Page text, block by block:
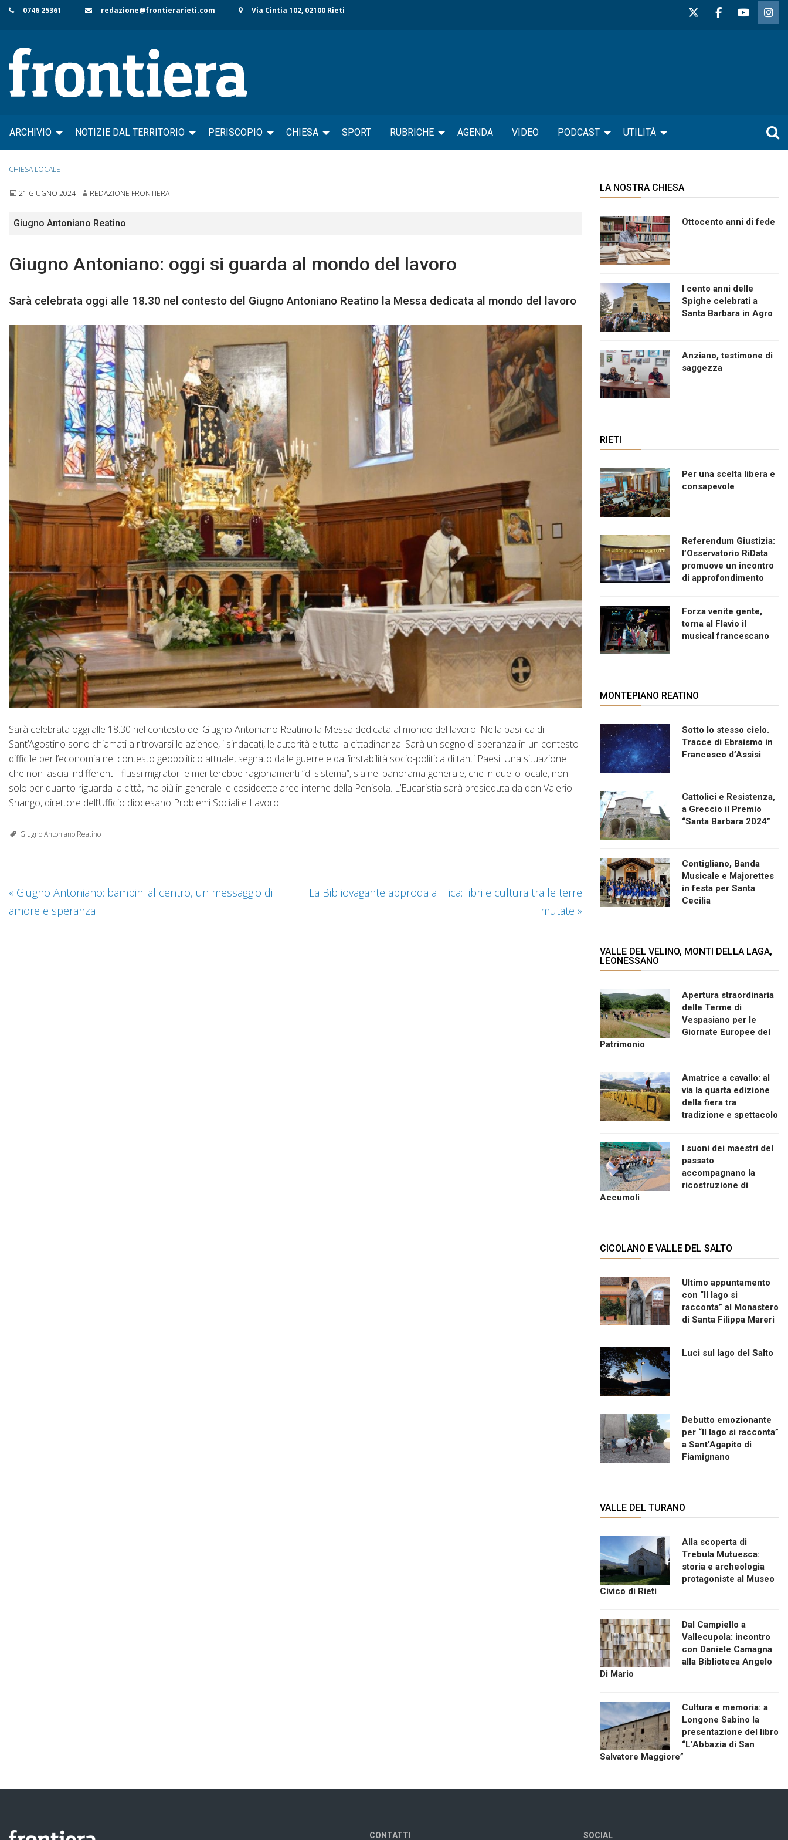
Skip
content
0746 25361 redazione@frontierarieti.com Via Cintia 102, 02100 Rieti
ARCHIVIO NOTIZIE DAL TERRITORIO PERISCOPIO CHIESA SPORT RUBRICHE AGENDA VIDEO PODCAST UTILITÀ
CHIESA LOCALE
21 GIUGNO 2024 REDAZIONE FRONTIERA
Giugno Antoniano Reatino
Giugno Antoniano: oggi si guarda al mondo del lavoro
Sarà celebrata oggi alle 18.30 nel contesto del Giugno Antoniano Reatino la Messa dedicata al mondo del lavoro
Sarà celebrata oggi alle 18.30 nel contesto del Giugno Antoniano Reatino la Messa dedicata al mondo del lavoro. Nella basilica di
Sant’Agostino sono chiamati a ritrovarsi le aziende, i sindacati, le autorità e tutta la cittadinanza. Sarà un segno di speranza in un contesto
difficile per l’economia nel contesto geopolitico attuale, segnato dalle guerre e dall’instabilità socio-politica di tanti Paesi. Una situazione
che non lascia indifferenti i flussi migratori e meriterebbe ragionamenti “di sistema”, sia nel panorama generale, che in quello locale, non
solo per quanto riguarda la città, ma più in generale le cosiddette aree interne della Penisola. L’Eucaristia sarà presieduta da don Valerio
Shango, direttore dell’Ufficio diocesano Problemi Sociali e Lavoro.
Giugno Antoniano Reatino
« Giugno Antoniano: bambini al centro, un messaggio di
amore e speranza
La Bibliovagante approda a Illica: libri e cultura tra le terre
mutate »
LA NOSTRA CHIESA
Ottocento anni di fede
I cento anni delle
Spighe celebrati a
Santa Barbara in Agro
Anziano, testimone di
saggezza
RIETI
Per una scelta libera e
consapevole
Referendum Giustizia:
l’Osservatorio RiData
promuove un incontro
di approfondimento
Forza venite gente,
torna al Flavio il
musical francescano
MONTEPIANO REATINO
Sotto lo stesso cielo.
Tracce di Ebraismo in
Francesco d’Assisi
Cattolici e Resistenza,
a Greccio il Premio
“Santa Barbara 2024”
Contigliano, Banda
Musicale e Majorettes
in festa per Santa
Cecilia
VALLE DEL VELINO, MONTI DELLA LAGA,
LEONESSANO
Apertura straordinaria
delle Terme di
Vespasiano per le
Giornate Europee del
Patrimonio
Amatrice a cavallo: al
via la quarta edizione
della fiera tra
tradizione e spettacolo
I suoni dei maestri del
passato
accompagnano la
ricostruzione di
Accumoli
CICOLANO E VALLE DEL SALTO
Ultimo appuntamento
con “Il lago si
racconta” al Monastero
di Santa Filippa Mareri
Luci sul lago del Salto
Debutto emozionante
per “Il lago si racconta”
a Sant’Agapito di
Fiamignano
VALLE DEL TURANO
Alla scoperta di
Trebula Mutuesca:
storia e archeologia
protagoniste al Museo
Civico di Rieti
Dal Campiello a
Vallecupola: incontro
con Daniele Camagna
alla Biblioteca Angelo
Di Mario
Cultura e memoria: a
Longone Sabino la
presentazione del libro
“L’Abbazia di San
Salvatore Maggiore”
CONTATTI SOCIAL